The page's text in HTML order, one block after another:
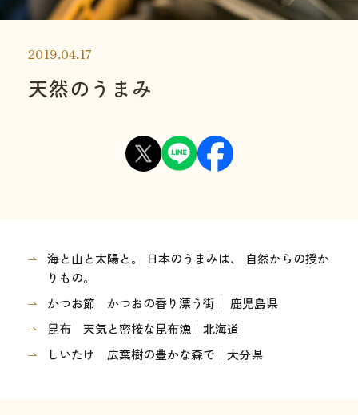
2019.04.17
天然のうまみ
海と山と太陽と。 日本のうまみは、 自然からの授か
りもの。
かつお節 かつおの香り漂う街｜ 鹿児島県
昆布 天気と密接な昆布漁｜北海道
しいたけ 広葉樹の豊かな森で｜大分県